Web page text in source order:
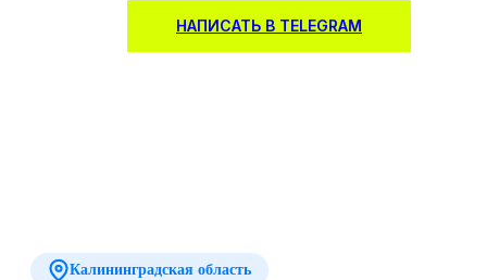
НАПИСАТЬ В TELEGRAM
Калининградская область